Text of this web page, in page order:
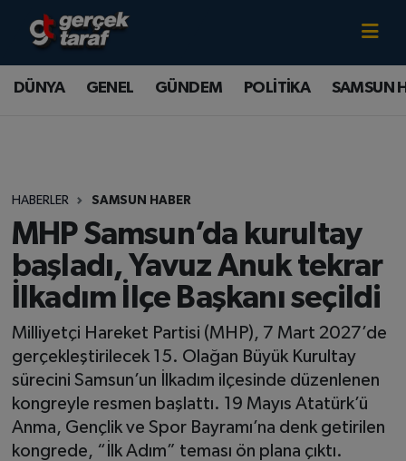
DÜNYA GENEL GÜNDEM POLİTİKA SAMSUN
HABERLER SAMSUN HABER
MHP Samsun’da kurultay
başladı, Yavuz Anuk tekrar
İlkadım İlçe Başkanı seçildi
Milliyetçi Hareket Partisi (MHP), 7 Mart 2027’de
gerçekleştirilecek 15. Olağan Büyük Kurultay
sürecini Samsun’un İlkadım ilçesinde düzenlenen
kongreyle resmen başlattı. 19 Mayıs Atatürk’ü
Anma, Gençlik ve Spor Bayramı’na denk getirilen
kongrede, “İlk Adım” teması ön plana çıktı.
Canlı TV İzle
DÜNYA
POLİTİKA
SAMSUN HABER
SAMSUNSPOR
SAĞLIK
SPOR
Samsun Nöbetçi Eczaneler
Samsun Trafik Yoğunluk Haritası
Süper Lig Puan Durumu ve Fikstür
Tüm Manşetler
Son Dakika Haberleri